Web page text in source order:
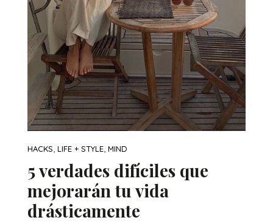
HACKS, LIFE + STYLE, MIND
5 verdades difíciles que
mejorarán tu vida
drásticamente